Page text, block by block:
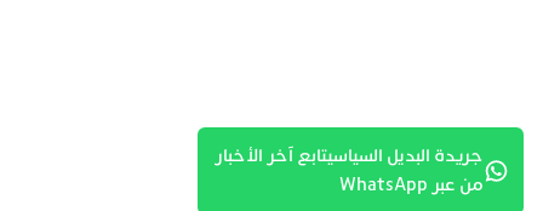
جريدة البديل السياسيتابع آخر الأخبار
من عبر WhatsApp